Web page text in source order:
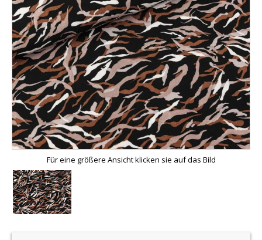
% REDUZIERT %
KONTAKT
Für eine größere Ansicht klicken sie auf das Bild